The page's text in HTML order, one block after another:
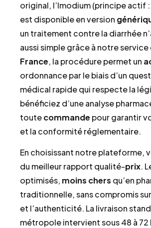
original, l’Imodium (principe actif
est disponible en version
un traitement contre la diarrhée
aussi simple grâce à notre service
France, la procédure permet un
ordonnance par le biais d’un
médical rapide qui respecte la
bénéficiez d’une analyse
toutecommande pour garantir
et la conformité réglementaire.
En choisissant notre plateforme,
du meilleur rapport qualité-prix.
optimisés, moins chers qu’en
traditionnelle, sans compromis
et l’authenticité. La livraison
métropole intervient sous 48 à 72